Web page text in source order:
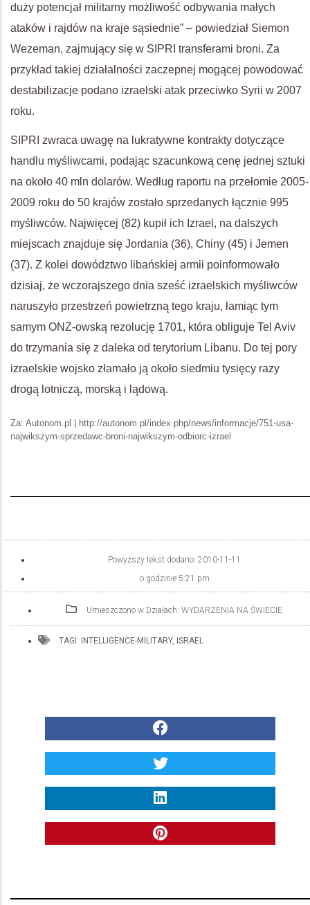
duży potencjał militarny możliwość odbywania małych
ataków i rajdów na kraje sąsiednie” – powiedział Siemon
Wezeman, zajmujący się w SIPRI transferami broni. Za
przykład takiej działalności zaczepnej mogącej powodować
destabilizacje podano izraelski atak przeciwko Syrii w 2007
roku.
SIPRI zwraca uwagę na lukratywne kontrakty dotyczące
handlu myśliwcami, podając szacunkową cenę jednej sztuki
na około 40 mln dolarów. Według raportu na przełomie 2005-
2009 roku do 50 krajów zostało sprzedanych łącznie 995
myśliwców. Najwięcej (82) kupił ich Izrael, na dalszych
miejscach znajduje się Jordania (36), Chiny (45) i Jemen
(37). Z kolei dowództwo libańskiej armii poinformowało
dzisiaj, że wczorajszego dnia sześć izraelskich myśliwców
naruszyło przestrzeń powietrzną tego kraju, łamiąc tym
samym ONZ-owską rezolucję 1701, która obliguje Tel Aviv
do trzymania się z daleka od terytorium Libanu. Do tej pory
izraelskie wojsko złamało ją około siedmiu tysięcy razy
drogą lotniczą, morską i lądową.
Za: Autonom.pl | http://autonom.pl/index.php/news/informacje/751-usa-
najwikszym-sprzedawc-broni-najwikszym-odbiorc-izrael
Powyższy tekst dodano: 2010-11-11
o godzinie 5:21 pm
Umieszczono w Działach: WYDARZENIA NA ŚWIECIE
TAGI: INTELLIGENCE-MILITARY, ISRAEL